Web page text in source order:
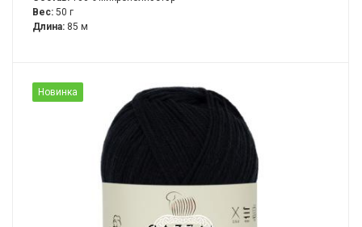
Вес: 50 г
Длина: 85 м
Новинка